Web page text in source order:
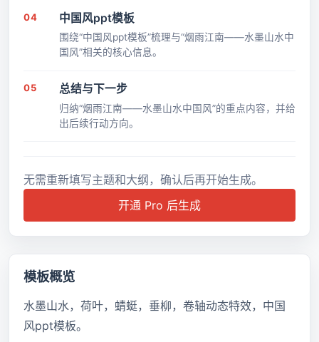
04 中国风ppt模板
围绕“中国风ppt模板”梳理与“烟雨江南――水墨山水中
国风”相关的核心信息。
05 总结与下一步
归纳“烟雨江南――水墨山水中国风”的重点内容，并给
出后续行动方向。
无需重新填写主题和大纲，确认后再开始生成。
开通 Pro 后生成
模板概览
水墨山水，荷叶，蜻蜓，垂柳，卷轴动态特效，中国
风ppt模板。